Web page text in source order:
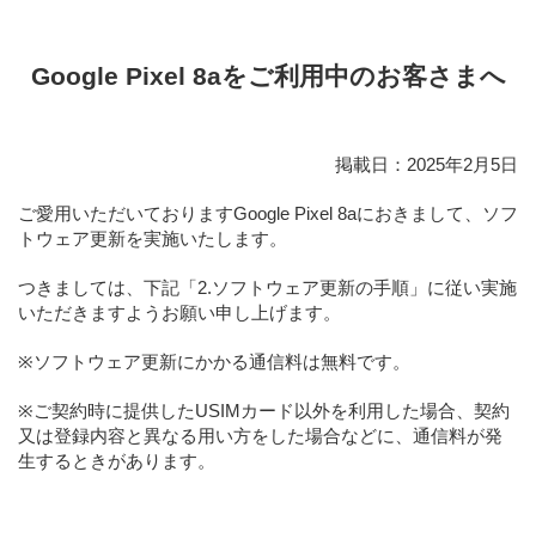
Google Pixel 8aをご利用中のお客さまへ
掲載日：2025年2月5日
ご愛用いただいておりますGoogle Pixel 8aにおきまして、ソフ
トウェア更新を実施いたします。
つきましては、下記「2.ソフトウェア更新の手順」に従い実施
いただきますようお願い申し上げます。
※ソフトウェア更新にかかる通信料は無料です。
※ご契約時に提供したUSIMカード以外を利用した場合、契約
又は登録内容と異なる用い方をした場合などに、通信料が発
生するときがあります。